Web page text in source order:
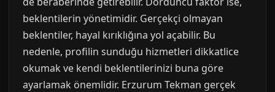
beklentilerin yönetimidir. Gerçekçi olmayan
beklentiler, hayal kırıklığına yol açabilir. Bu
nedenle, profilin sunduğu hizmetleri dikkatlice
okumak ve kendi beklentilerinizi buna göre
ayarlamak önemlidir. Erzurum Tekman gerçek